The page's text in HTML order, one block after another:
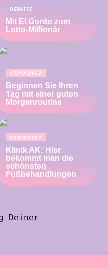
DEBATTE
Mit El Gordo zum
Lotto-Millionär
17/10/2022
Beginnen Sie Ihren
Tag mit einer guten
Morgenroutine
25/09/2022
Klinik AK: Hier
bekommt man die
schönsten
Fußbehandlungen
Deiner